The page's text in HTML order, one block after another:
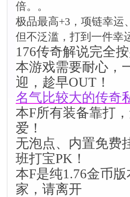
倍。。
极品最高+3，项链幸运
但不泛滥，打到一件幸
176传奇解说完全
本游戏需要耐心，
迎，趁早OUT！
名气比较大的传奇
本F所有装备靠打
爱！
无泡点、内置免费
班打宝PK！
本F是纯1.76金币
家，请离开